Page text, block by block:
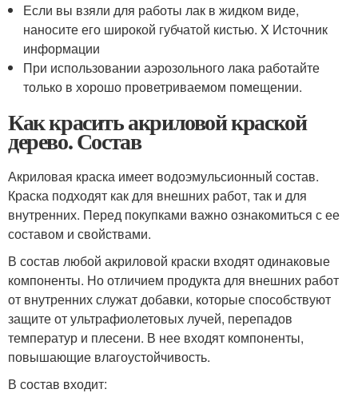
Если вы взяли для работы лак в жидком виде,
наносите его широкой губчатой кистью. X Источник
информации
При использовании аэрозольного лака работайте
только в хорошо проветриваемом помещении.
Как красить акриловой краской
дерево. Состав
Акриловая краска имеет водоэмульсионный состав.
Краска подходят как для внешних работ, так и для
внутренних. Перед покупками важно ознакомиться с ее
составом и свойствами.
В состав любой акриловой краски входят одинаковые
компоненты. Но отличием продукта для внешних работ
от внутренних служат добавки, которые способствуют
защите от ультрафиолетовых лучей, перепадов
температур и плесени. В нее входят компоненты,
повышающие влагоустойчивость.
В состав входит: